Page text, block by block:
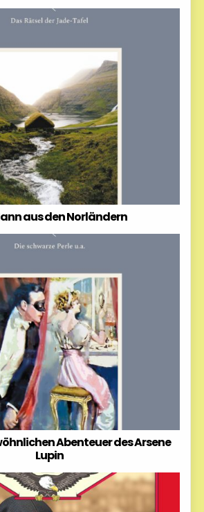
aus den Norländern
Abenteuer des Arsene
Lupin